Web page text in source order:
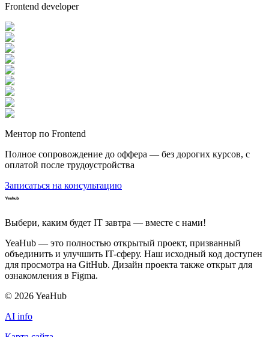
Frontend developer
Ментор по Frontend
Полное сопровождение до оффера — без дорогих курсов, с
оплатой после трудоустройства
Записаться на консультацию
Выбери, каким будет IT завтра — вместе c нами!
YeaHub — это полностью открытый проект, призванный
объединить и улучшить IT-сферу. Наш исходный код доступен
для просмотра на GitHub. Дизайн проекта также открыт для
ознакомления в Figma.
© 2026YeaHub
AI info